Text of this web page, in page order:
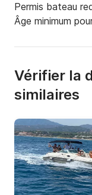
Permis bateau
Âge minimum
Vérifier la
similaires